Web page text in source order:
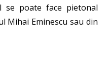
se poate face pietonal
Mihai Eminescu sau din